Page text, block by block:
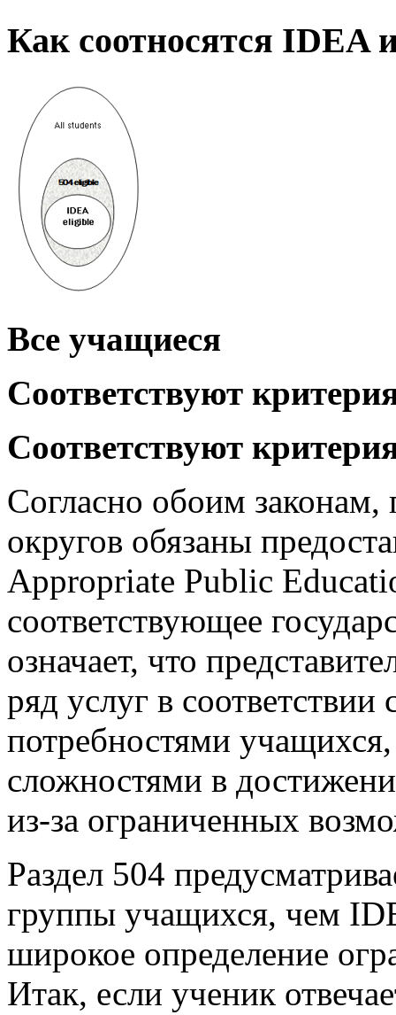
Как соотносятся IDEA
Все учащиеся
Соответствуют
Соответствуют
Согласно обоим
округов обязаны
Appropriate Public
соответствующее
означает, что
ряд услуг в
потребностями
сложностями в
из-за ограниченных
Раздел 504
группы учащихся, чем
широкое определение
Итак, если ученик